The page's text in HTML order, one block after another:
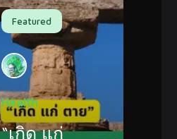
Featured
Health
“เกิด แก่